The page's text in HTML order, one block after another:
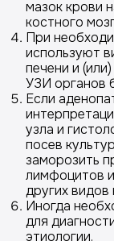
мазок крови
костного
При
используют
печени и
УЗИ органов
Если
узла и
посев
заморозить
лимфоцитов
других видов
Иногда
для
этиологии.